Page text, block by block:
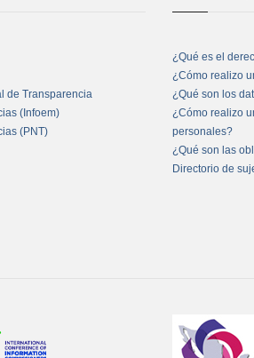
de Transparencia
(Infoem)
(PNT)
¿Qué es el
¿Cómo realizo
¿Qué son los
¿Cómo realizo
personales?
¿Qué son las
Directorio de